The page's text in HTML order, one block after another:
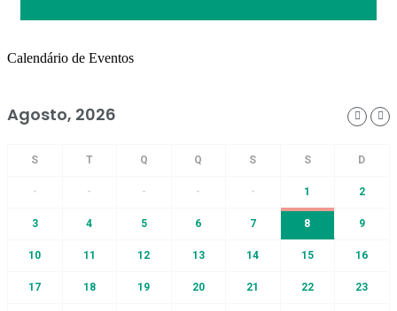
Calendário de Eventos
Agosto, 2026
- - - - - 1 2
3 4 5 6 7 8 9
10 11 12 13 14 15 16
17 18 19 20 21 22 23